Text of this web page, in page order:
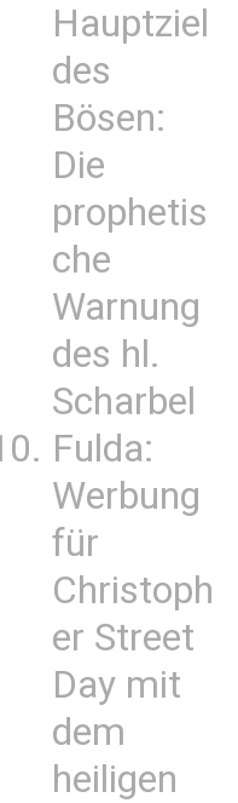
Hauptziel
des
Bösen:
Die
prophetis
che
Warnung
des hl.
Scharbel
Fulda:
Werbung
für
Christoph
er Street
Day mit
dem
heiligen